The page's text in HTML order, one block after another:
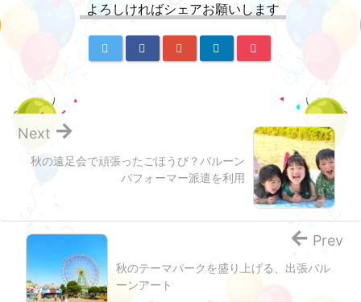
よろしければシェアお願いします
秋の遠足会で頑張ったごほうび？バルーン
パフォーマー派遣を利用
Next
秋のテーマパークを盛り上げる、出張バル
ーンアート
Prev